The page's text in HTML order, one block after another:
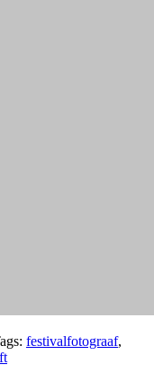
festivalfotograaf,